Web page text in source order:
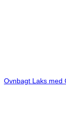
Ovnbagt Laks med